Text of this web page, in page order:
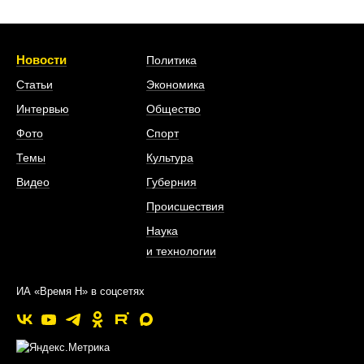
Новости
Статьи
Интервью
Фото
Темы
Видео
Политика
Экономика
Общество
Спорт
Культура
Губерния
Происшествия
Наука
и технологии
ИА «Время Н» в соцсетях